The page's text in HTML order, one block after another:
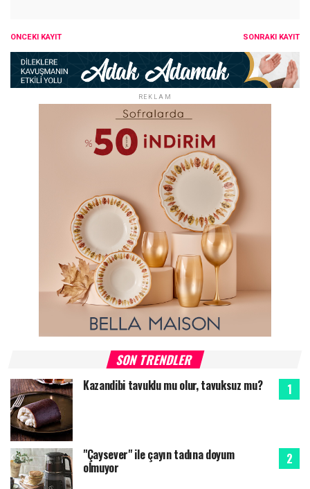
SONRAKI KAYIT
ÖNCEKI KAYIT
REKLAM
SON TRENDLER
Kazandibi tavuklu mu olur, tavuksuz mu?
"Çaysever" ile çayın tadına doyum
olmuyor